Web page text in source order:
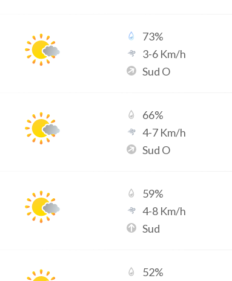
73%
3-6 Km/h
Sud O
66%
4-7 Km/h
Sud O
59%
4-8 Km/h
Sud
52%